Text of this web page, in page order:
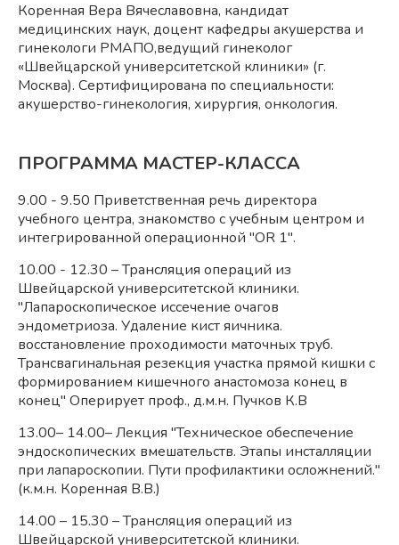
Коренная Вера Вячеславовна, кандидат
медицинских наук, доцент кафедры акушерства и
гинекологи РМАПО,ведущий гинеколог
«Швейцарской университетской клиники» (г.
Москва). Сертифицирована по специальности:
акушерство-гинекология, хирургия, онкология.
ПРОГРАММА МАСТЕР-КЛАССА
9.00 - 9.50 Приветственная речь директора
учебного центра, знакомство с учебным центром и
интегрированной операционной "OR 1".
10.00 - 12.30 – Трансляция операций из
Швейцарской университетской клиники.
"Лапароскопическое иссечение очагов
эндометриоза. Удаление кист яичника.
восстановление проходимости маточных труб.
Трансвагинальная резекция участка прямой кишки с
формированием кишечного анастомоза конец в
конец" Оперирует проф., д.м.н. Пучков К.В
13.00– 14.00– Лекция "Техническое обеспечение
эндоскопических вмешательств. Этапы инсталляции
при лапароскопии. Пути профилактики осложнений."
(к.м.н. Коренная В.В.)
14.00 – 15.30 – Трансляция операций из
Швейцарской университетской клиники.